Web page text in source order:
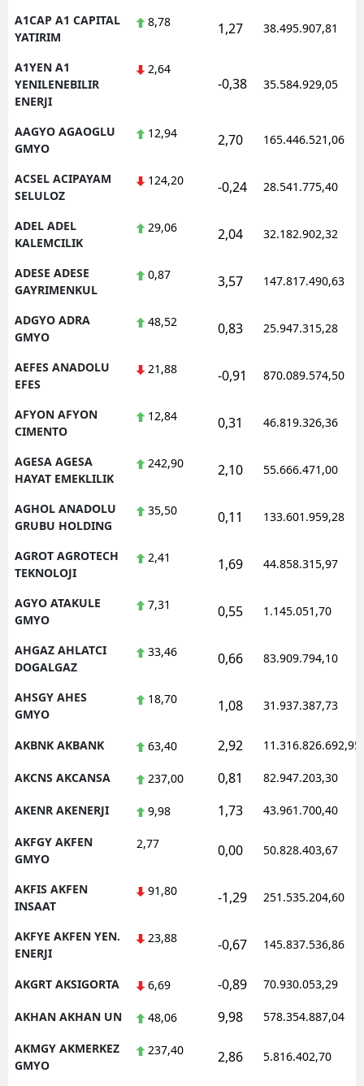
Diyarbakır
Elazığ
Eskişehir
Gümüşhane
Hakkari
Mersin
Kars
Kırşehir
Kütahya
Kahramanmaraş
Nevşehir
Niğde
Ordu
A1CAP A1 CAPITAL
YATIRIM
8,78 1,27 38.495.907,81
A1YEN A1
YENILENEBILIR
ENERJI
2,64
-0,38 35.584.929,05
AAGYO AGAOGLU
GMYO
12,94 2,70 165.446.521,06
ACSEL ACIPAYAM
SELULOZ
124,20 -0,24 28.541.775,40
ADEL ADEL
KALEMCILIK
29,06 2,04 32.182.902,32
ADESE ADESE
GAYRIMENKUL
0,87 3,57 147.817.490,63
ADGYO ADRA
GMYO
48,52 0,83 25.947.315,28
AEFES ANADOLU
EFES
21,88 -0,91 870.089.574,50
AFYON AFYON
CIMENTO
12,84 0,31 46.819.326,36
AGESA AGESA
HAYAT EMEKLILIK
242,90 2,10 55.666.471,00
AGHOL ANADOLU
GRUBU HOLDING
35,50 0,11 133.601.959,28
AGROT AGROTECH
TEKNOLOJI
2,41 1,69 44.858.315,97
AGYO ATAKULE
GMYO
7,31 0,55 1.145.051,70
AHGAZ AHLATCI
DOGALGAZ
33,46 0,66 83.909.794,10
AHSGY AHES
GMYO
18,70 1,08 31.937.387,73
AKBNK AKBANK 63,40 2,92 11.316.826.692,95
AKCNS AKCANSA 237,00 0,81 82.947.203,30
AKENR AKENERJI 9,98 1,73 43.961.700,40
AKFGY AKFEN
GMYO
2,77 0,00 50.828.403,67
AKFIS AKFEN
INSAAT
91,80 -1,29 251.535.204,60
AKFYE AKFEN YEN.
ENERJI
23,88 -0,67 145.837.536,86
AKGRT AKSIGORTA 6,69 -0,89 70.930.053,29
AKHAN AKHAN UN 48,06 9,98 578.354.887,04
AKMGY AKMERKEZ
GMYO
237,40 2,86 5.816.402,70